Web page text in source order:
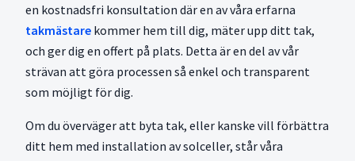
en kostnadsfri konsultation där en av våra erfarna
takmästare kommer hem till dig, mäter upp ditt tak,
och ger dig en offert på plats. Detta är en del av vår
strävan att göra processen så enkel och transparent
som möjligt för dig.
Om du överväger att byta tak, eller kanske vill förbättra
ditt hem med installation av solceller, står våra